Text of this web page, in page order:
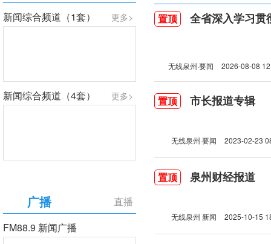
更多>
新闻综合频道（1套）
更多>
新闻综合频道（4套）
直播
广播
FM88.9 新闻广播
置顶 全省深入学习贯彻习
无线泉州·要闻 2026-08-08
置顶 市长报道专辑
无线泉州·要闻 2023-02-23
置顶 泉州财经报道
无线泉州 新闻 2025-10-15